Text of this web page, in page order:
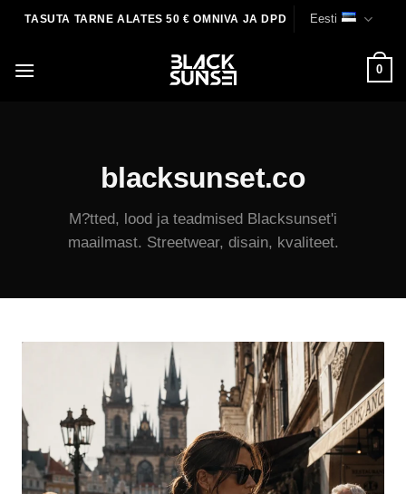
TASUTA TARNE ALATES 50 € OMNIVA JA DPD Eesti
0
blacksunset.co
M?tted, lood ja teadmised Blacksunset'i
maailmast. Streetwear, disain, kvaliteet.